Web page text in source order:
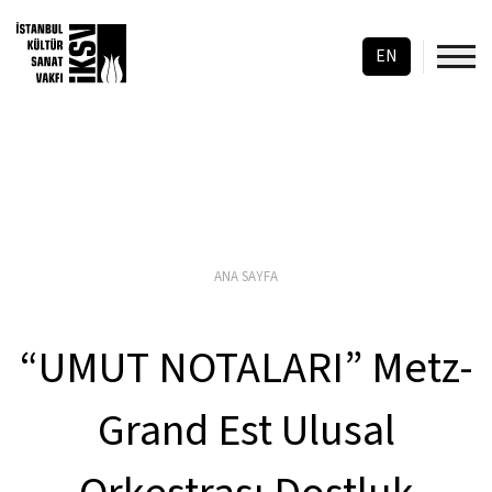
EN
ANA SAYFA
“UMUT NOTALARI” Metz-
Grand Est Ulusal